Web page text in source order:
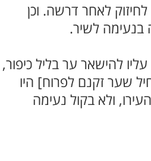
לאחר דרשה. וכן
בנעימה לשיר.
להישאר ער בליל כיפור,
שער זקנם לפרוח] היו
ולא בקול נעימה